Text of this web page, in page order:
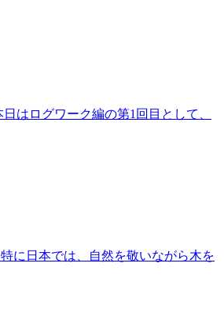
はログワーク編の第1回目として、
に日本では、自然を敬いながら木を